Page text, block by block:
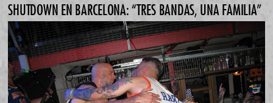
SHUTDOWN EN BARCELONA: “TRES BANDAS, UNA FAMILIA”